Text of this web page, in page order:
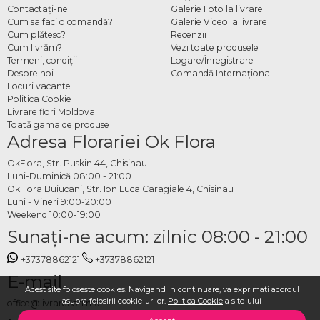
Acest site foloseste cookies. Navigand in continuare, va exprimati acordul
asupra folosirii cookie-urilor. Politica Cookie a site-ului
Contactaţi-ne
Cum sa faci o comandă?
Cum plătesc?
Cum livrăm?
Termeni, condiţii
Despre noi
Locuri vacante
Politica Cookie
Livrare flori Moldova
Toată gama de produse
Galerie Foto la livrare
Galerie Video la livrare
Recenzii
Vezi toate produsele
Logare/Înregistrare
Comandă Internațional
Adresa Florariei Ok Flora
OkFlora, Str. Puskin 44, Chisinau
Luni-Duminică 08:00 - 21:00
OkFlora Buiucani, Str. Ion Luca Caragiale 4, Chisinau
Luni - Vineri 9:00-20:00
Weekend 10:00-19:00
Sunaţi-ne acum: zilnic 08:00 - 21:00
+37378862121 +37378862121
E-mail
office@livrareflori.md